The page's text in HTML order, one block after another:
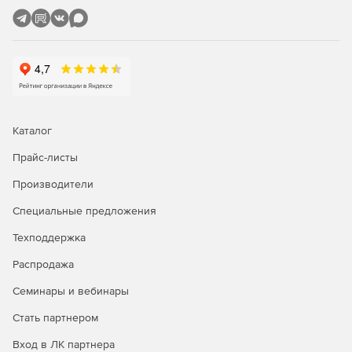
Флагманское решение для современного инженера-
Платформы профессиональными инструментами для
решения различных отраслевых задач. Кроме того,
настраивать и контролировать рабочие места
стандартов и регламентов оформления документации.
Модули платформы nanoCAD 26:
Растр.
последующей векторизации внутри САПР-среды.
управления, передачи и контроля настроек САПР
согласно стандартам предприятия (СТП) для крупных
Каталог
Прайс-листы
Производители
Специальные предложения
Техподдержка
Распродажа
Семинары и вебинары
Стать партнером
Вход в ЛК партнера